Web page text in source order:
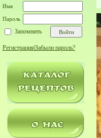
Имя
Пароль
Запомнить
Регистрация Забыли пароль?